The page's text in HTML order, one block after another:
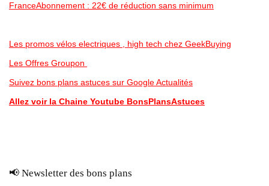
FranceAbonnement : 22€ de réduction sans minimum
Les promos vélos electriques , high tech chez GeekBuying
Les Offres Groupon
Suivez bons plans astuces sur Google Actualités
Allez voir la Chaine Youtube BonsPlansAstuces
📢 Newsletter des bons plans